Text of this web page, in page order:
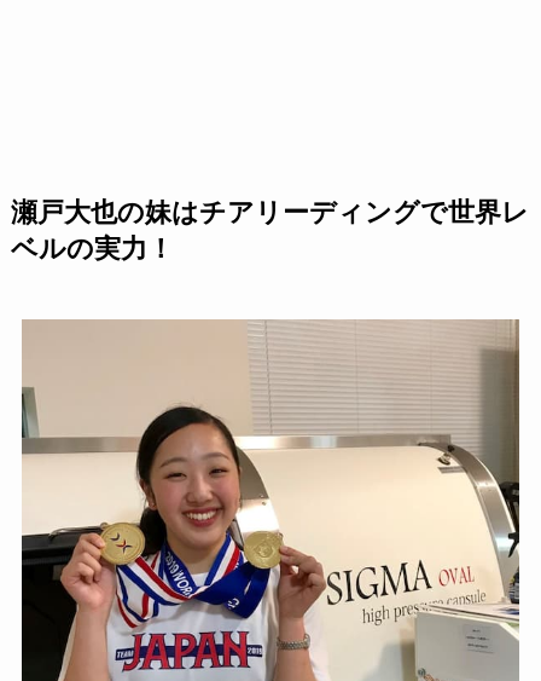
瀬戸大也の妹はチアリーディングで世界レ
ベルの実力！